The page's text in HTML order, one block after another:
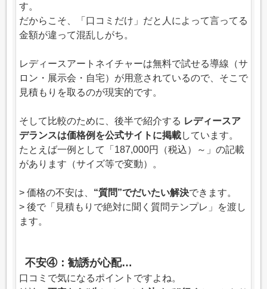
す。
だからこそ、「口コミだけ」だと人によって言ってる
金額が違って混乱しがち。
レディースアートネイチャーは無料で試せる導線（サ
ロン・展示会・自宅）が用意されているので、そこで
見積もりを取るのが現実的です。
そして比較のために、後半で紹介する レディースア
デランスは価格例を公式サイトに掲載しています。
たとえば一例として「187,000円（税込）～」の記載
があります（サイズ等で変動）。
> 価格の不安は、 “質問”でだいたい解決できます。
> 後で「見積もりで絶対に聞く質問テンプレ」を渡し
ます。
不安④：勧誘が心配…
口コミで気になるポイントですよね。